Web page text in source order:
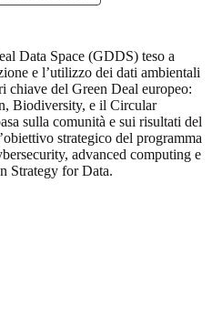
Data Space (GDDS) teso a
e l’utilizzo dei dati ambientali
chiave del Green Deal europeo:
Biodiversity, e il Circular
sulla comunità e sui risultati del
strategico del programma
advanced computing e
Strategy for Data.